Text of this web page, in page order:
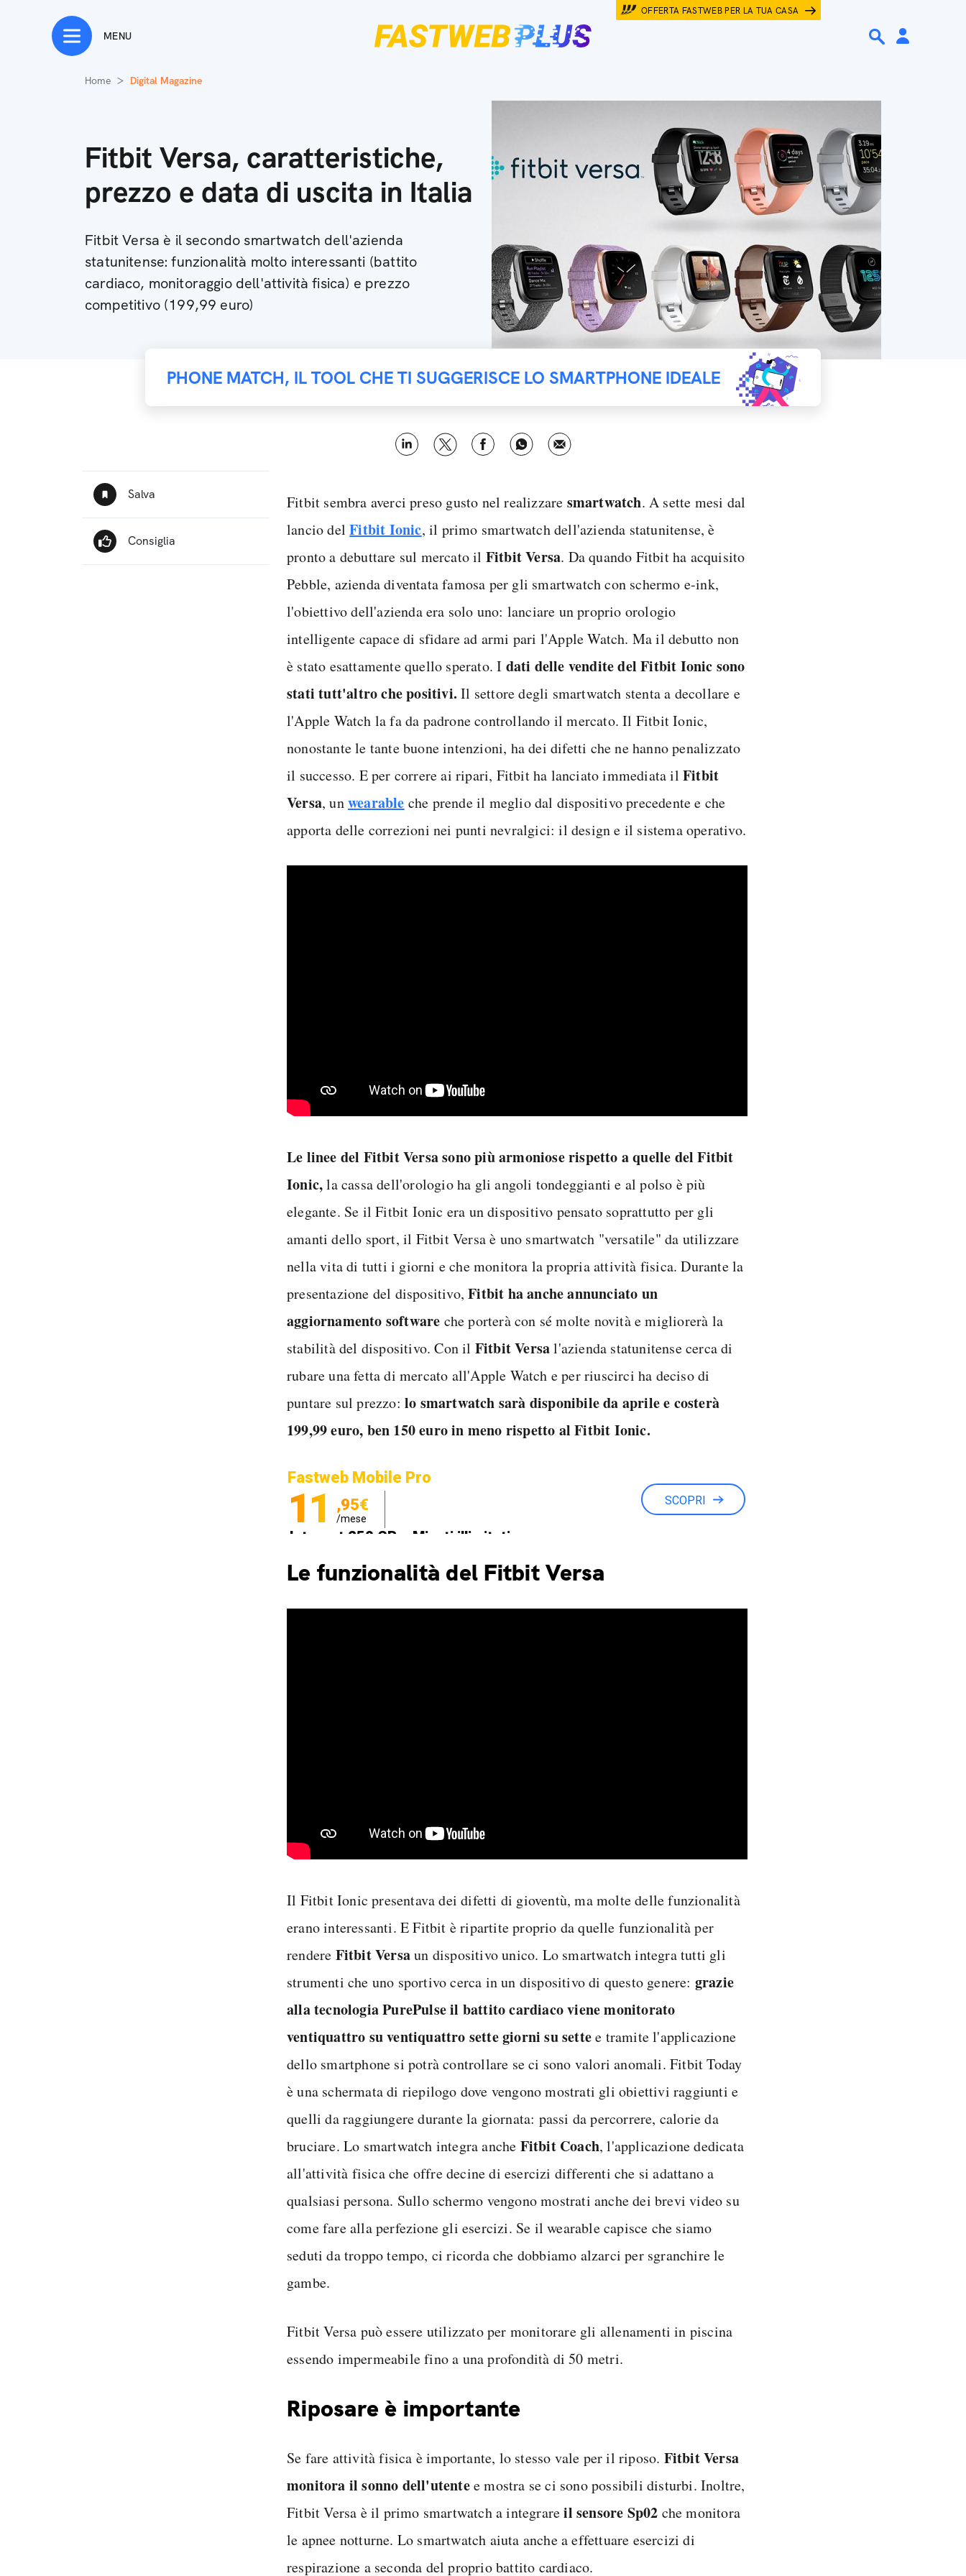
OFFERTA FASTWEB PER LA TUA CASA
MENU
Home Digital Magazine
Fitbit Versa, caratteristiche,
prezzo e data di uscita in Italia
Fitbit Versa è il secondo smartwatch dell'azienda
statunitense: funzionalità molto interessanti (battito
cardiaco, monitoraggio dell'attività fisica) e prezzo
competitivo (199,99 euro)
PHONE MATCH, IL TOOL CHE TI SUGGERISCE LO SMARTPHONE IDEALE
Fitbit sembra averci preso gusto nel realizzare smartwatch. A sette mesi dal
lancio delFitbit Ionic, il primo smartwatch dell'azienda statunitense, è
pronto a debuttare sul mercato il Fitbit Versa. Da quando Fitbit ha acquisito
Pebble, azienda diventata famosa per gli smartwatch con schermo e-ink,
l'obiettivo dell'azienda era solo uno: lanciare un proprio orologio
intelligente capace di sfidare ad armi pari l'Apple Watch. Ma il debutto non
è stato esattamente quello sperato. I dati delle vendite del Fitbit Ionic sono
stati tutt'altro che positivi. Il settore degli smartwatch stenta a decollare e
l'Apple Watch la fa da padrone controllando il mercato. Il Fitbit Ionic,
nonostante le tante buone intenzioni, ha dei difetti che ne hanno penalizzato
il successo. E per correre ai ripari, Fitbit ha lanciato immediata ilFitbit
Versa, unwearable che prende il meglio dal dispositivo precedente e che
apporta delle correzioni nei punti nevralgici: il design e il sistema operativo.
Le linee del Fitbit Versa sono più armoniose rispetto a quelle del Fitbit
Ionic,la cassa dell'orologio ha gli angoli tondeggianti e al polso è più
elegante. Se il Fitbit Ionic era un dispositivo pensato soprattutto per gli
amanti dello sport, il Fitbit Versa è uno smartwatch "versatile" da utilizzare
nella vita di tutti i giorni e che monitora la propria attività fisica. Durante la
presentazione del dispositivo,Fitbit ha anche annunciato un
aggiornamento software che porterà con sé molte novità e migliorerà la
stabilità del dispositivo. Con il Fitbit Versal'azienda statunitense cerca di
rubare una fetta di mercato all'Apple Watch e per riuscirci ha deciso di
puntare sul prezzo: lo smartwatch sarà disponibile da aprile e costerà
199,99 euro, ben 150 euro in meno rispetto al Fitbit Ionic.
Fastweb Mobile Pro
11 ,95€
/mese
Internet 250 GB e Minuti illimitati
SCOPRI
Le funzionalità del Fitbit Versa
Il Fitbit Ionic presentava dei difetti di gioventù, ma molte delle funzionalità
erano interessanti. E Fitbit è ripartite proprio da quelle funzionalità per
rendere Fitbit Versaun dispositivo unico. Lo smartwatch integra tutti gli
strumenti che uno sportivo cerca in un dispositivo di questo genere: grazie
alla tecnologia PurePulse il battito cardiaco viene monitorato
ventiquattro su ventiquattro sette giorni su settee tramite l'applicazione
dello smartphone si potrà controllare se ci sono valori anomali. Fitbit Today
è una schermata di riepilogo dove vengono mostrati gli obiettivi raggiunti e
quelli da raggiungere durante la giornata: passi da percorrere, calorie da
bruciare. Lo smartwatch integra anche Fitbit Coach, l'applicazione dedicata
all'attività fisica che offre decine di esercizi differenti che si adattano a
qualsiasi persona. Sullo schermo vengono mostrati anche dei brevi video su
come fare alla perfezione gli esercizi. Se il wearable capisce che siamo
seduti da troppo tempo, ci ricorda che dobbiamo alzarci per sgranchire le
gambe.
Fitbit Versa può essere utilizzato per monitorare gli allenamenti in piscina
essendo impermeabile fino a una profondità di 50 metri.
Riposare è importante
Se fare attività fisica è importante, lo stesso vale per il riposo. Fitbit Versa
monitora il sonno dell'utentee mostra se ci sono possibili disturbi. Inoltre,
Fitbit Versa è il primo smartwatch a integrareil sensore Sp02 che monitora
le apnee notturne. Lo smartwatch aiuta anche a effettuare esercizi di
respirazione a seconda del proprio battito cardiaco.